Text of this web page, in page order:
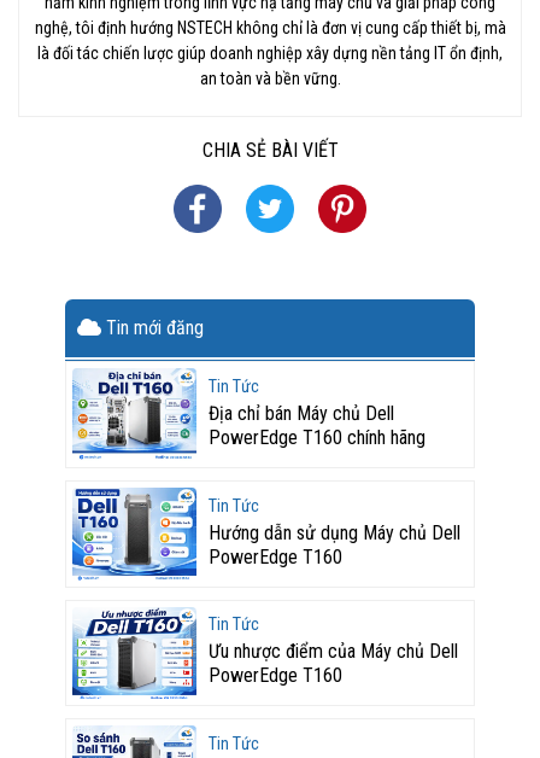
nghệ, tôi định hướng NSTECH không chỉ là đơn vị cung cấp thiết bị, mà
là đối tác chiến lược giúp doanh nghiệp xây dựng nền tảng IT ổn định,
an toàn và bền vững.
CHIA SẺ BÀI VIẾT
Tin mới đăng
Tin Tức
Địa chỉ bán Máy chủ Dell
PowerEdge T160 chính hãng
Tin Tức
Hướng dẫn sử dụng Máy chủ Dell
PowerEdge T160
Tin Tức
Ưu nhược điểm của Máy chủ Dell
PowerEdge T160
Tin Tức